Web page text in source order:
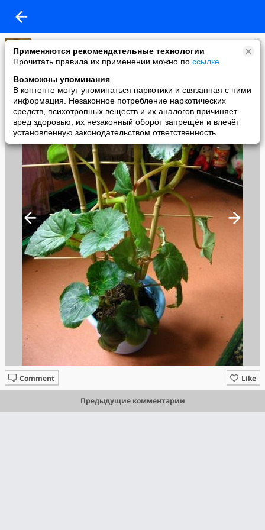
Применяются рекомендательные технологии
Прочитать правила их применении можно по ссылке
Возможны упоминания
В контенте могут упоминаться наркотики и связанная с ними
информация. Незаконное потребление наркотических
средств, психотропных веществ и их аналогов причиняет
вред здоровью, их незаконный оборот запрещён и влечёт
установленную законодательством ответственность
ПоТеРяШкА
added a photo
07 Jun в 12:20
Like
Comment
Предыдущие комментарии